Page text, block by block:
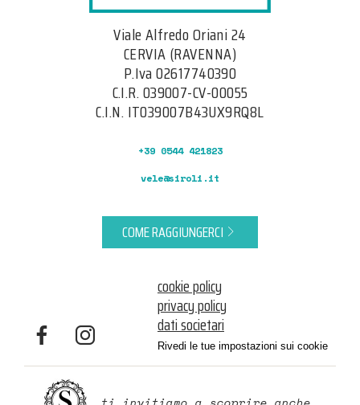
Viale Alfredo Oriani 24
CERVIA (RAVENNA)
P.Iva 02617740390
C.I.R. 039007-CV-00055
C.I.N. IT039007B43UX9RQ8L
+39 0544 421823
vele@siroli.it
COME RAGGIUNGERCI
cookie policy
privacy policy
dati societari
Rivedi le tue impostazioni sui cookie